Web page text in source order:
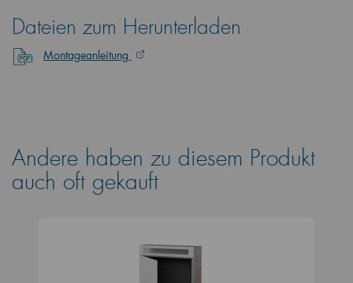
Dateien zum Herunterladen
Montageanleitung
Andere haben zu diesem Produkt
auch oft gekauft